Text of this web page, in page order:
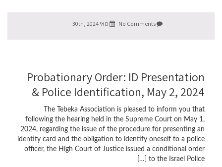
No Comments מאי 30th, 2024
Probationary Order: ID Presentation
& Police Identification, May 2, 2024
The Tebeka Association is pleased to inform you that
following the hearing held in the Supreme Court on May 1,
2024, regarding the issue of the procedure for presenting an
identity card and the obligation to identify oneself to a police
officer, the High Court of Justice issued a conditional order
to the Israel Police […]